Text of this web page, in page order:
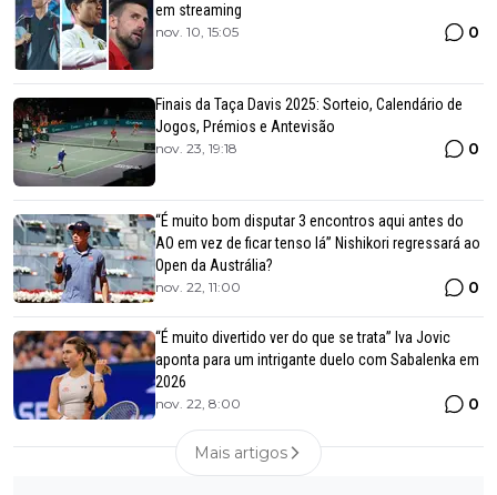
em streaming
nov. 10, 15:05 0
Finais da Taça Davis 2025: Sorteio, Calendário de
Jogos, Prémios e Antevisão
nov. 23, 19:18 0
“É muito bom disputar 3 encontros aqui antes do
AO em vez de ficar tenso lá” Nishikori regressará ao
Open da Austrália?
nov. 22, 11:00 0
“É muito divertido ver do que se trata” Iva Jovic
aponta para um intrigante duelo com Sabalenka em
2026
nov. 22, 8:00 0
Mais artigos